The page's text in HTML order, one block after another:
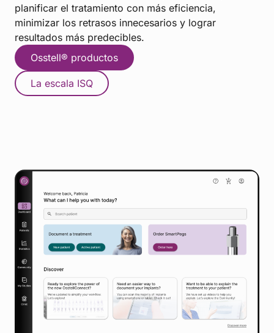
planificar el tratamiento con más eficiencia,
minimizar los retrasos innecesarios y lograr
resultados más predecibles.
Osstell® productos
La escala ISQ